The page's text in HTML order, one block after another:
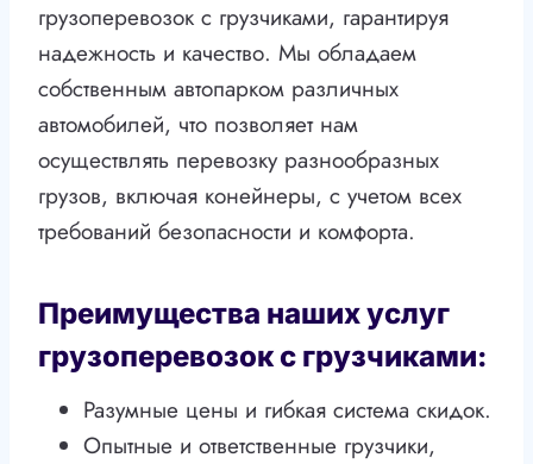
грузоперевозок с грузчиками, гарантируя
надежность и качество. Мы обладаем
собственным автопарком различных
автомобилей, что позволяет нам
осуществлять перевозку разнообразных
грузов, включая конейнеры, с учетом всех
требований безопасности и комфорта.
Преимущества наших услуг
грузоперевозок с грузчиками:
Разумные цены и гибкая система скидок.
Опытные и ответственные грузчики,